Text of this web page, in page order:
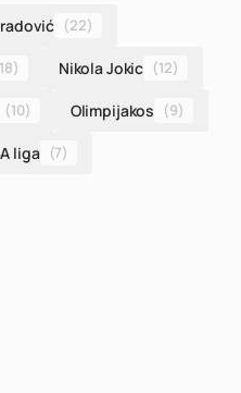
(22)
Nikola Jokic (12)
(10) Olimpijakos (9)
liga (7)